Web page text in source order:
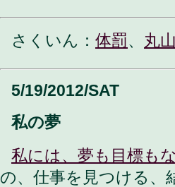
さくいん： 体罰、 丸
5/19/2012/SAT
私の夢
私には、夢も目標も
の、仕事を見つける、